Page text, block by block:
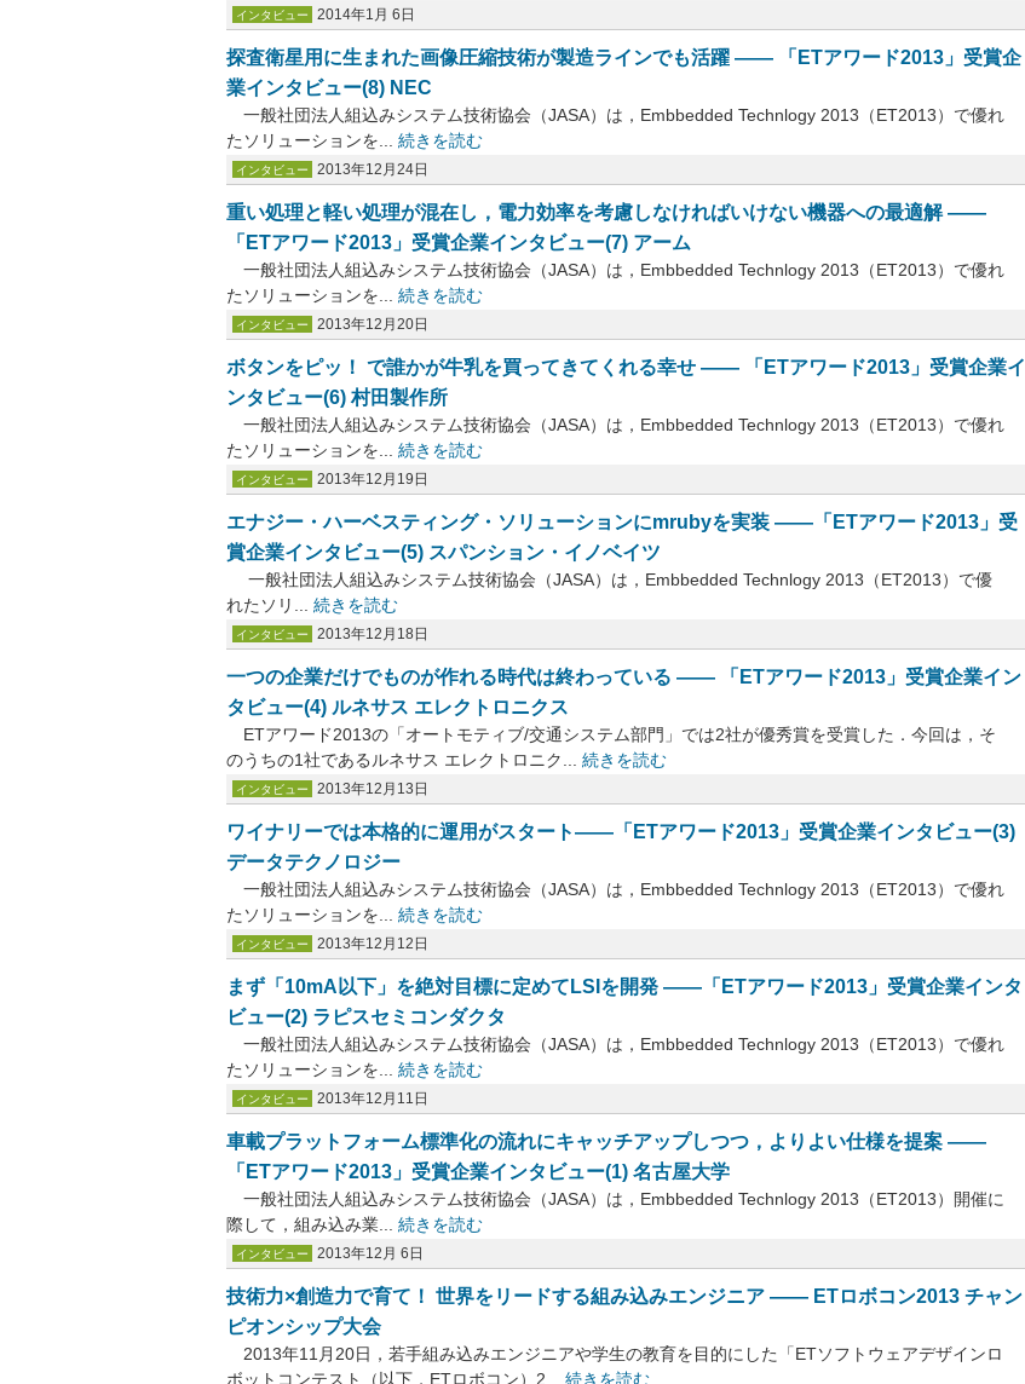
インタビュー 2014年1月 6日
探査衛星用に生まれた画像圧縮技術が製造ラインでも活躍 ―― 「ETアワード2013」受賞企
業インタビュー(8) NEC
一般社団法人組込みシステム技術協会（JASA）は，Embbedded Technlogy 2013（ET2013）で優れ
たソリューションを... 続きを読む
インタビュー 2013年12月24日
重い処理と軽い処理が混在し，電力効率を考慮しなければいけない機器への最適解 ――
「ETアワード2013」受賞企業インタビュー(7) アーム
一般社団法人組込みシステム技術協会（JASA）は，Embbedded Technlogy 2013（ET2013）で優れ
たソリューションを... 続きを読む
インタビュー 2013年12月20日
ボタンをピッ！ で誰かが牛乳を買ってきてくれる幸せ ―― 「ETアワード2013」受賞企業イ
ンタビュー(6) 村田製作所
一般社団法人組込みシステム技術協会（JASA）は，Embbedded Technlogy 2013（ET2013）で優れ
たソリューションを... 続きを読む
インタビュー 2013年12月19日
エナジー・ハーベスティング・ソリューションにmrubyを実装 ――「ETアワード2013」受
賞企業インタビュー(5) スパンション・イノベイツ
一般社団法人組込みシステム技術協会（JASA）は，Embbedded Technlogy 2013（ET2013）で優
れたソリ... 続きを読む
インタビュー 2013年12月18日
一つの企業だけでものが作れる時代は終わっている ―― 「ETアワード2013」受賞企業イン
タビュー(4) ルネサス エレクトロニクス
ETアワード2013の「オートモティブ/交通システム部門」では2社が優秀賞を受賞した．今回は，そ
のうちの1社であるルネサス エレクトロニク... 続きを読む
インタビュー 2013年12月13日
ワイナリーでは本格的に運用がスタート――「ETアワード2013」受賞企業インタビュー(3)
データテクノロジー
一般社団法人組込みシステム技術協会（JASA）は，Embbedded Technlogy 2013（ET2013）で優れ
たソリューションを... 続きを読む
インタビュー 2013年12月12日
まず「10mA以下」を絶対目標に定めてLSIを開発 ――「ETアワード2013」受賞企業インタ
ビュー(2) ラピスセミコンダクタ
一般社団法人組込みシステム技術協会（JASA）は，Embbedded Technlogy 2013（ET2013）で優れ
たソリューションを... 続きを読む
インタビュー 2013年12月11日
車載プラットフォーム標準化の流れにキャッチアップしつつ，よりよい仕様を提案 ――
「ETアワード2013」受賞企業インタビュー(1) 名古屋大学
一般社団法人組込みシステム技術協会（JASA）は，Embbedded Technlogy 2013（ET2013）開催に
際して，組み込み業... 続きを読む
インタビュー 2013年12月 6日
技術力×創造力で育て！ 世界をリードする組み込みエンジニア ―― ETロボコン2013 チャン
ピオンシップ大会
2013年11月20日，若手組み込みエンジニアや学生の教育を目的にした「ETソフトウェアデザインロ
ボットコンテスト（以下，ETロボコン）2... 続きを読む